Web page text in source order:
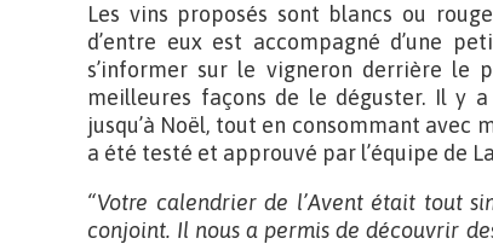
Les vins proposés sont blancs ou
d’entre eux est accompagné d’une
s’informer sur le vigneron derrière le
meilleures façons de le déguster. Il y
jusqu’à Noël, tout en consommant avec
a été testé et approuvé par l’équipe de
“Votre calendrier de l’Avent était tout
conjoint. Il nous a permis de découvrir